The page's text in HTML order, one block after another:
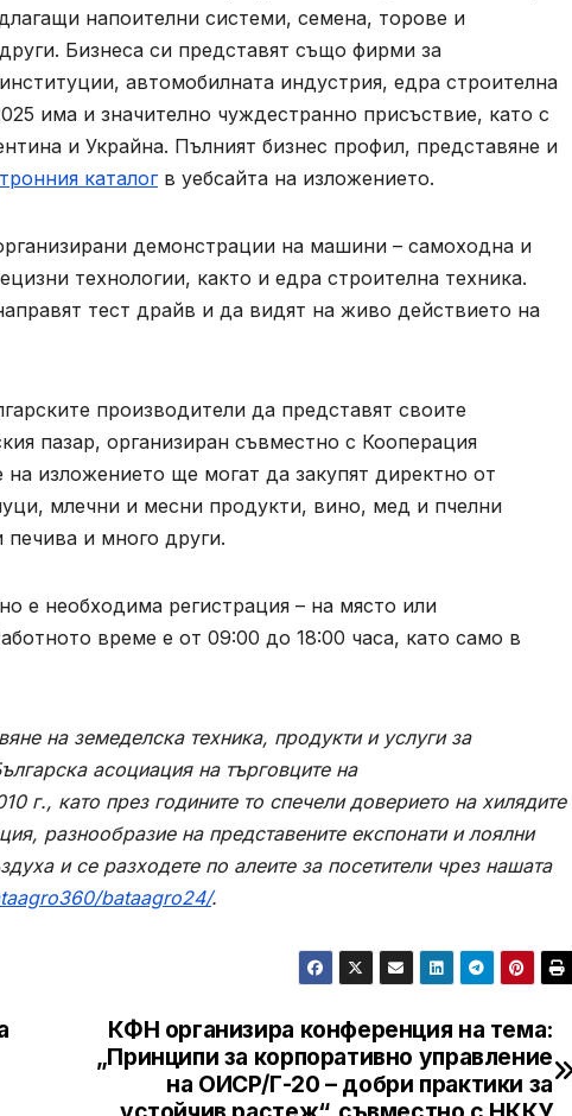
напоителни системи, семена, торове и
Бизнеса си представят също фирми за
автомобилната индустрия, едра строителна
има и значително чуждестранно присъствие, като с
и Украйна. Пълният бизнес профил, представяне и
каталогв уебсайта на изложението.
демонстрации на машини – самоходна и
технологии, както и едра строителна техника.
тест драйв и да видят на живо действието на
производители да представят своите
пазар, организиран съвместно с Кооперация
на изложението ще могат да закупят директно от
млечни и месни продукти, вино, мед и пчелни
печива и много други.
е необходима регистрация – на място или
време е от 09:00 до 18:00 часа, като само в
на земеделска техника, продукти и услуги за
асоциация на търговците на
г., като през годините то спечели доверието на хилядите
разнообразие на представените експонати и лоялни
и се разходете по алеите за посетители чрез нашата
bataagro24/.
КФН организира конференция на тема:
„Принципи за корпоративно управление
на ОИСР/Г-20 – добри практики за